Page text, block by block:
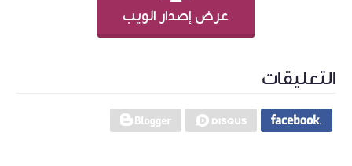
عرض إصدار الويب
التعليقات